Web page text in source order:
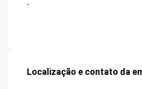
-
Localização e contato da